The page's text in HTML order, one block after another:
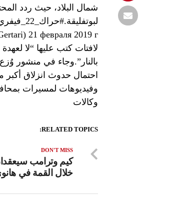
شمال البلاد، حيث ردد
لافتات كتب عليها “لا
بالنار”.وجاء في منشور
احتمال حدوث انزلاق
وفيديوهات لمسيرات
وكالات
RELATED TOPICS:
DON'T MISS
كيم وترامب
خلال القمة في